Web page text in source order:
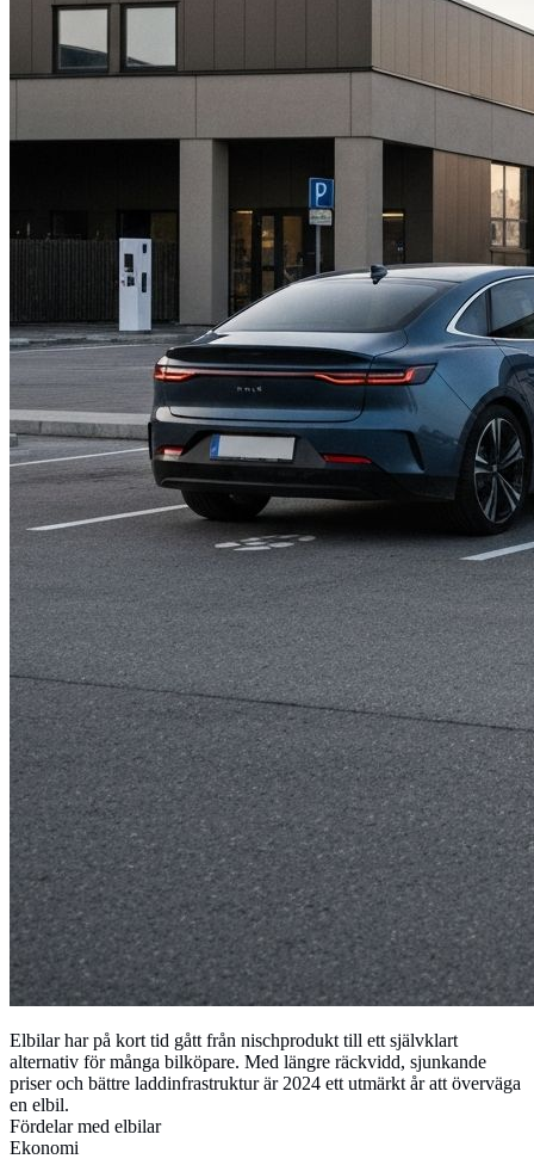
Elbilar har på kort tid gått från nischprodukt till ett självklart
alternativ för många bilköpare. Med längre räckvidd, sjunkande
priser och bättre laddinfrastruktur är 2024 ett utmärkt år att överväga
en elbil.
Fördelar med elbilar
Ekonomi